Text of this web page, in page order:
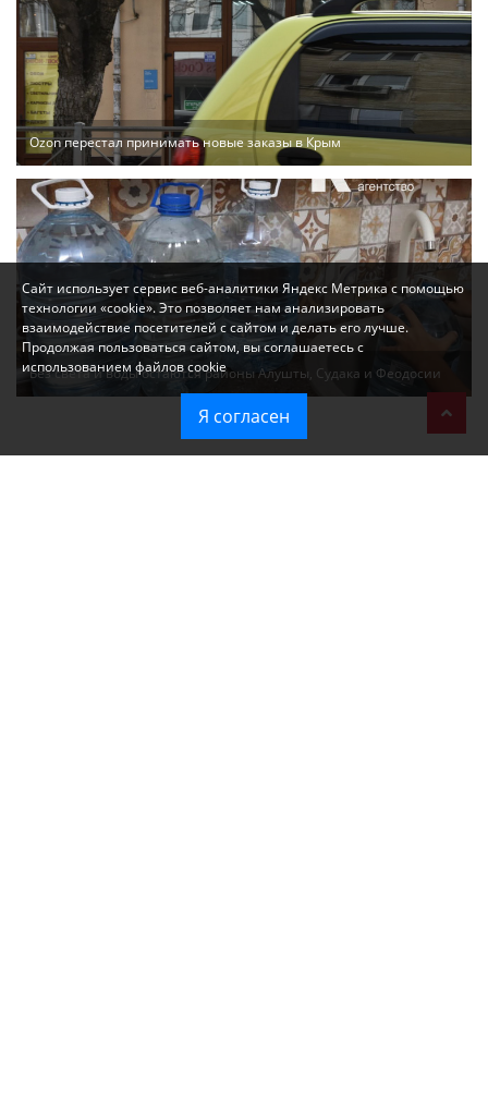
Ozon перестал принимать новые заказы в Крым
Без света и воды остаются районы Алушты, Судака и Феодосии
Сайт использует сервис веб-аналитики Яндекс Метрика с помощью
технологии «cookie». Это позволяет нам анализировать
взаимодействие посетителей с сайтом и делать его лучше.
Продолжая пользоваться сайтом, вы соглашаетесь с
использованием файлов cookie
Я согласен